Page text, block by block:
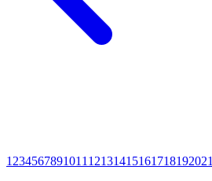
1 234567891011 12131415161718192021